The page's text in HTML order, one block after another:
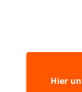
Hier